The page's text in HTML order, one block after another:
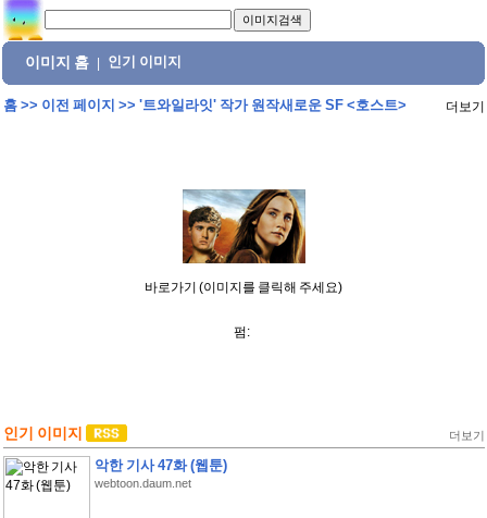
이미지 홈 인기 이미지
홈>> 이전 페이지 >> '트와일라잇' 작가 원작새로운 SF <호스트> 더보기
바로가기 (이미지를 클릭해 주세요)
펌:
인기 이미지 더보기
악한 기사 47화 (웹툰)
webtoon.daum.net